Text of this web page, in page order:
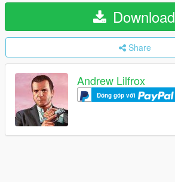
Download
Share
Andrew Lilfrox
Đóng góp với